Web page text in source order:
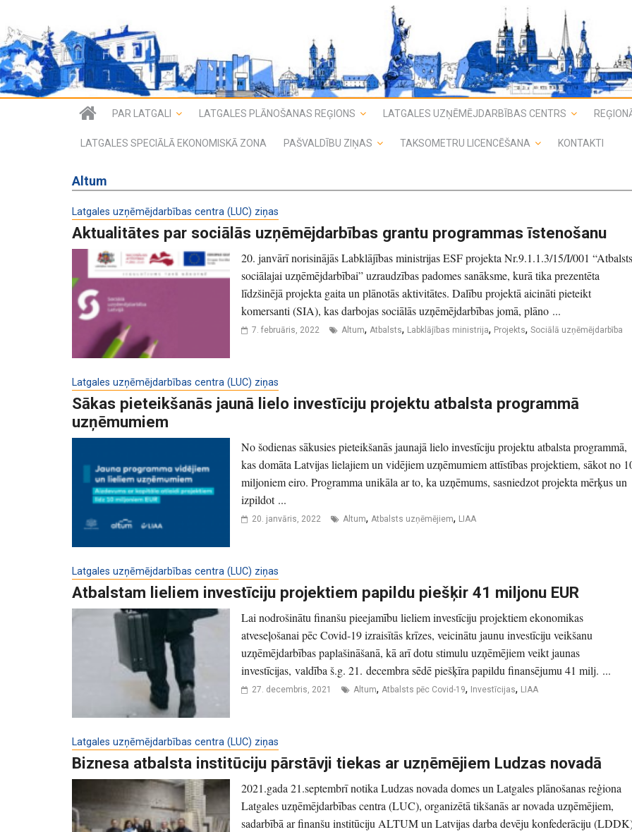
PAR LATGALI LATGALES PLĀNOŠANAS REĢIONS LATGALES UZŅĒMĒJDARBĪBAS CENTRS
LATGALES SPECIĀLĀ EKONOMISKĀ ZONA PAŠVALDĪBU ZIŅAS TAKSOMETRU LICENCĒŠANA KONTAKTI
Altum
Latgales uzņēmējdarbības centra (LUC) ziņas
Aktualitātes par sociālās uzņēmējdarbības grantu programmas īstenošanu
20. janvārī norisinājās Labklājības ministrijas ESF projekta Nr.9.1.1.3/15/I/001 “Atbalsts
sociālajai uzņēmējdarbībai” uzraudzības padomes sanāksme, kurā tika prezentēta
līdzšinējā projekta gaita un plānotās aktivitātes. Dalību projektā aicināti pieteikt
komersanti (SIA), kas darbojas sociālās uzņēmējdarbības jomā, plāno ...
7. februāris, 2022 Altum, Atbalsts, Labklājības ministrija, Projekts, Sociālā uzņēmējdarbība
Latgales uzņēmējdarbības centra (LUC) ziņas
Sākas pieteikšanās jaunā lielo investīciju projektu atbalsta programmā
uzņēmumiem
No šodienas sākusies pieteikšanās jaunajā lielo investīciju projektu atbalsta programmā,
kas domāta Latvijas lielajiem un vidējiem uzņēmumiem attīstības projektiem, sākot no
miljoniem eiro. Programma unikāla ar to, ka uzņēmums, sasniedzot projekta mērķus un
izpildot ...
20. janvāris, 2022 Altum, Atbalsts uzņēmējiem, LIAA
Latgales uzņēmējdarbības centra (LUC) ziņas
Atbalstam lieliem investīciju projektiem papildu piešķir 41 miljonu EUR
Lai nodrošinātu finanšu pieejamību lieliem investīciju projektiem ekonomikas
atveseļošanai pēc Covid-19 izraisītās krīzes, veicinātu jaunu investīciju veikšanu
uzņēmējdarbības paplašināšanā, kā arī dotu stimulu uzņēmējiem veikt jaunas
investīcijas, valdība š.g. 21. decembra sēdē piešķīra papildu finansējumu 41 milj. ...
27. decembris, 2021 Altum, Atbalsts pēc Covid-19, Investīcijas, LIAA
Latgales uzņēmējdarbības centra (LUC) ziņas
Biznesa atbalsta institūciju pārstāvji tiekas ar uzņēmējiem Ludzas novadā
2021.gada 21.septembrī notika Ludzas novada domes un Latgales plānošanas reģiona
Latgales uzņēmējdarbības centra (LUC), organizētā tikšanās ar novada uzņēmējiem,
sadarbībā ar finanšu institūciju ALTUM un Latvijas darba devēju konfederāciju